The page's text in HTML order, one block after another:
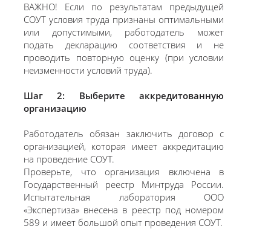
ВАЖНО! Если по результатам предыдущей
СОУТ условия труда признаны оптимальными
или допустимыми, работодатель может
подать декларацию соответствия и не
проводить повторную оценку (при условии
неизменности условий труда).
Шаг 2: Выберите аккредитованную
организацию
Работодатель обязан заключить договор с
организацией, которая имеет аккредитацию
на проведение СОУТ.
Проверьте, что организация включена в
Государственный реестр Минтруда России.
Испытательная лаборатория ООО
«Экспертиза» внесена в реестр под номером
589 и имеет большой опыт проведения СОУТ.